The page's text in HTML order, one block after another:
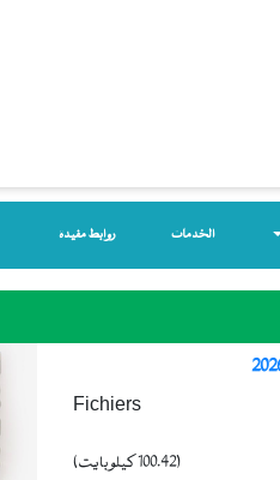
الخدمات روابط مفيدة
Fichiers
(100.42 كيلوبايت)